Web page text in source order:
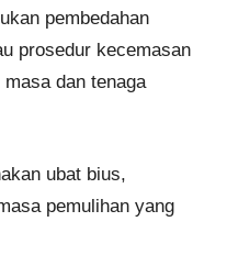
pembedahan
prosedur kecemasan
dan tenaga
ubat bius,
pemulihan yang